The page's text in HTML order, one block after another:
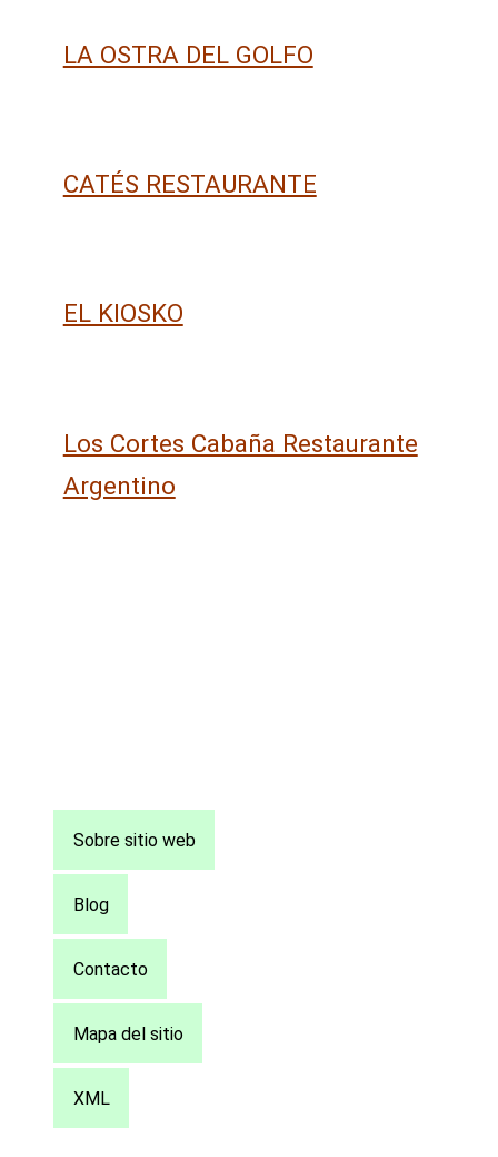
LA OSTRA DEL GOLFO
CATÉS RESTAURANTE
EL KIOSKO
Los Cortes Cabaña Restaurante
Argentino
página
Sobre sitio web
Blog
Contacto
Mapa del sitio
XML